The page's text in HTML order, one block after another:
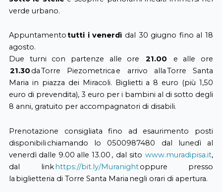
verde urbano.
Appuntamentotutti i venerdì dal 30 giugno fino al 18
agosto.
Due turni con partenze alle ore21.00 e alle ore
21.30 da Torre Piezometrica e arrivo alla Torre Santa
Maria in piazza dei Miracoli. Biglietti a 8 euro (più 1,50
euro di prevendita), 3 euro per i bambini al di sotto degli
8 anni, gratuito per accompagnatori di disabili.
Prenotazione consigliata fino ad esaurimento posti
disponibili chiamando lo 0500987480 dal lunedì al
venerdì dalle 9.00 alle 13.00 , dal sitowww.muradipisa.it,
dal linkhttps://bit.ly/Muranightoppure presso
la biglietteria di Torre Santa Maria negli orari di apertura.